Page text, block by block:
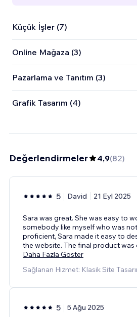
Küçük İşler (7)
Online Mağaza (3)
Pazarlama ve Tanıtım (3)
Grafik Tasarım (4)
Değerlendirmeler 4,9(82)
5 David 21 Eyl 2025
Sara was great. She was easy to
somebody like myself who was
proficient, Sara made it easy to
the website. The final product
Daha Fazla Göster
Sağlanan Hizmet: Klasik Site
5 5 Ağu 2025